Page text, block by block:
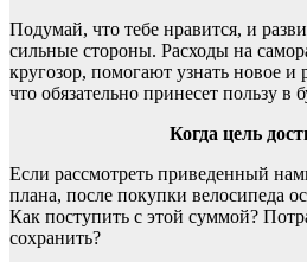
Подумай, что тебе нравится, и
сильные стороны. Расходы на
кругозор, помогают узнать новое и
что обязательно принесет пользу в
Когда цель
Если рассмотреть приведенный
плана, после покупки велосипеда
Как поступить с этой суммой?
сохранить?